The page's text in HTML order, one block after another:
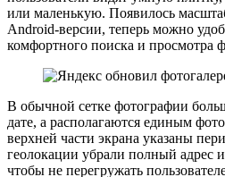
или маленькую. Появилось
Android-версии, теперь можно
комфортного поиска и просмотра
В обычной сетке фотографии
дате, а располагаются единым
верхней части экрана указаны
геолокации убрали полный адрес
чтобы не перегружать